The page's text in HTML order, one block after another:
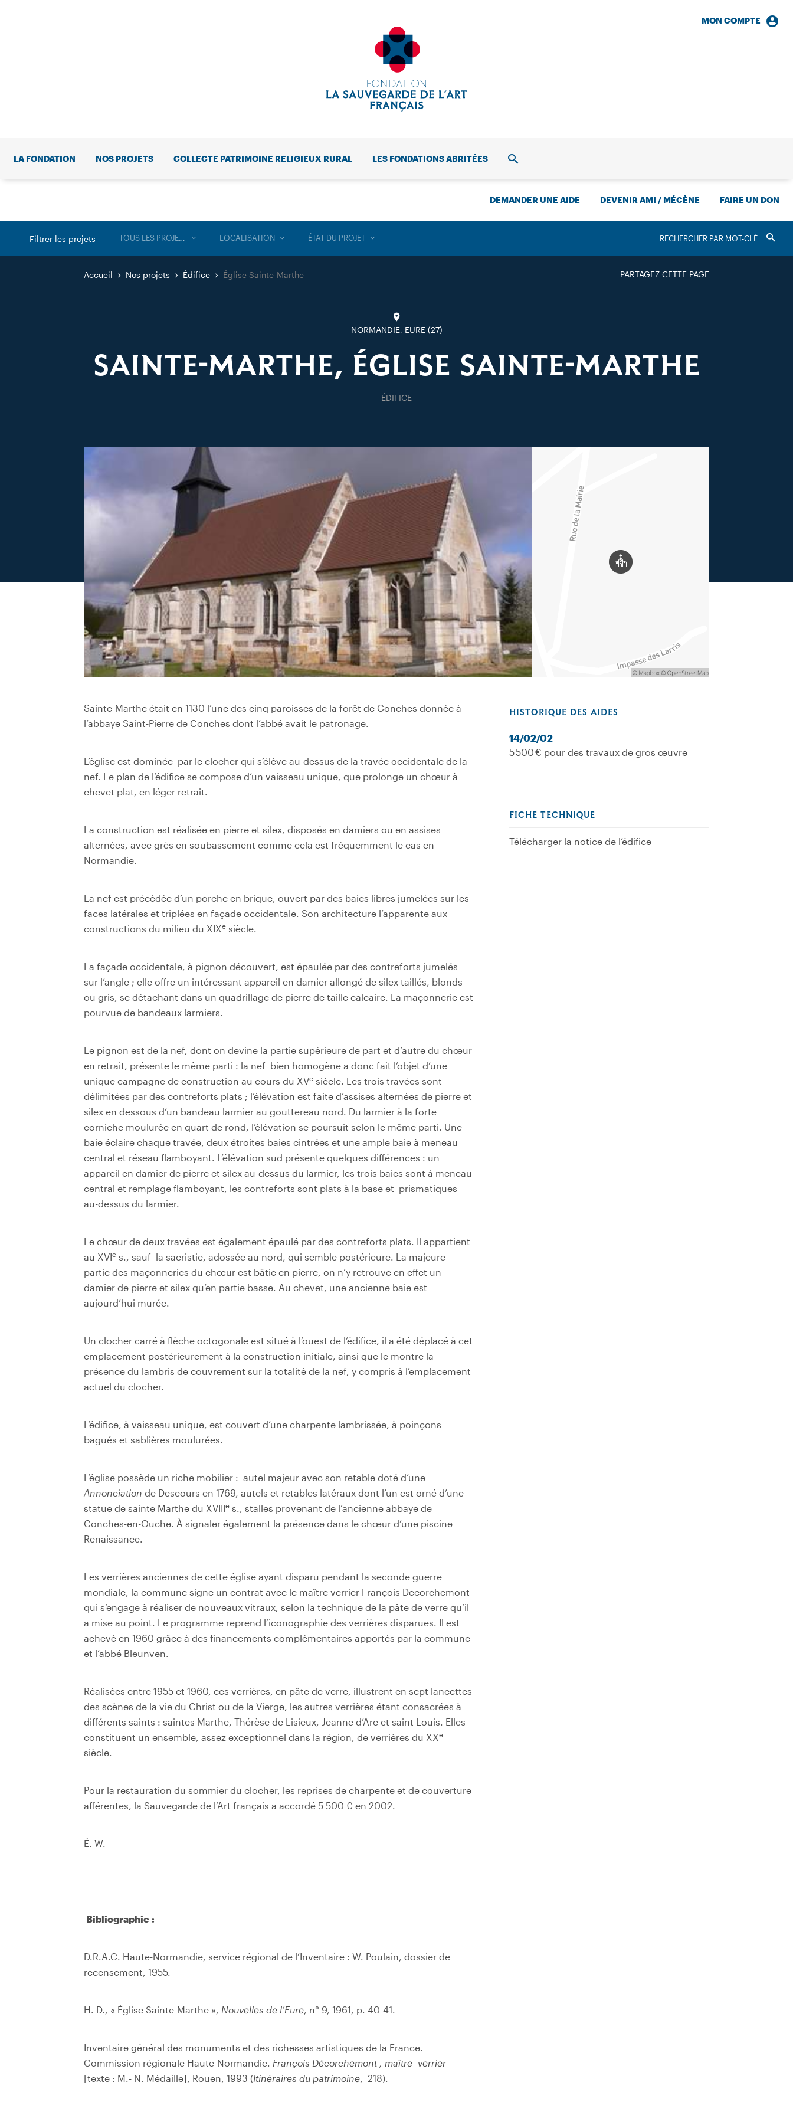
MON COMPTE
LA FONDATION NOS PROJETS COLLECTE PATRIMOINE RELIGIEUX RURAL LES FONDATIONS ABRITÉES RECHERCHE
DEMANDER UNE AIDE DEVENIR AMI / MÉCÈNE FAIRE UN DON
Filtrer les projets
Valider
TOUS LES PROJETS LOCALISATION ÉTAT DU PROJET
PARTAGEZ CETTE PAGE
Accueil Nos projets Édifice Église Sainte-Marthe
NORMANDIE, EURE (27)
SAINTE-MARTHE, ÉGLISE SAINTE-MARTHE
ÉDIFICE
Sainte-Marthe était en 1130 l’une des cinq paroisses de la forêt de Conches donnée à
l’abbaye Saint-Pierre de Conches dont l’abbé avait le patronage.
L’église est dominée par le clocher qui s’élève au-dessus de la travée occidentale de la
nef. Le plan de l’édifice se compose d’un vaisseau unique, que prolonge un chœur à
chevet plat, en léger retrait.
La construction est réalisée en pierre et silex, disposés en damiers ou en assises
alternées, avec grès en soubassement comme cela est fréquemment le cas en
Normandie.
La nef est précédée d’un porche en brique, ouvert par des baies libres jumelées sur les
faces latérales et triplées en façade occidentale. Son architecture l’apparente aux
constructions du milieu du XIXe siècle.
La façade occidentale, à pignon découvert, est épaulée par des contreforts jumelés
sur l’angle ; elle offre un intéressant appareil en damier allongé de silex taillés, blonds
ou gris, se détachant dans un quadrillage de pierre de taille calcaire. La maçonnerie est
pourvue de bandeaux larmiers.
Le pignon est de la nef, dont on devine la partie supérieure de part et d’autre du chœur
en retrait, présente le même parti : la nef bien homogène a donc fait l’objet d’une
unique campagne de construction au cours du XVe siècle. Les trois travées sont
délimitées par des contreforts plats ; l’élévation est faite d’assises alternées de pierre et
silex en dessous d’un bandeau larmier au gouttereau nord. Du larmier à la forte
corniche moulurée en quart de rond, l’élévation se poursuit selon le même parti. Une
baie éclaire chaque travée, deux étroites baies cintrées et une ample baie à meneau
central et réseau flamboyant. L’élévation sud présente quelques différences : un
appareil en damier de pierre et silex au-dessus du larmier, les trois baies sont à meneau
central et remplage flamboyant, les contreforts sont plats à la base et prismatiques
au-dessus du larmier.
Le chœur de deux travées est également épaulé par des contreforts plats. Il appartient
au XVIe s., sauf la sacristie, adossée au nord, qui semble postérieure. La majeure
partie des maçonneries du chœur est bâtie en pierre, on n’y retrouve en effet un
damier de pierre et silex qu’en partie basse. Au chevet, une ancienne baie est
aujourd’hui murée.
Un clocher carré à flèche octogonale est situé à l’ouest de l’édifice, il a été déplacé à cet
emplacement postérieurement à la construction initiale, ainsi que le montre la
présence du lambris de couvrement sur la totalité de la nef, y compris à l’emplacement
actuel du clocher.
L’édifice, à vaisseau unique, est couvert d’une charpente lambrissée, à poinçons
bagués et sablières moulurées.
L’église possède un riche mobilier : autel majeur avec son retable doté d’une
Annonciation de Descours en 1769, autels et retables latéraux dont l’un est orné d’une
statue de sainte Marthe du XVIIIe s., stalles provenant de l’ancienne abbaye de
Conches-en-Ouche. À signaler également la présence dans le chœur d’une piscine
Renaissance.
Les verrières anciennes de cette église ayant disparu pendant la seconde guerre
mondiale, la commune signe un contrat avec le maître verrier François Decorchemont
qui s’engage à réaliser de nouveaux vitraux, selon la technique de la pâte de verre qu’il
a mise au point. Le programme reprend l’iconographie des verrières disparues. Il est
achevé en 1960 grâce à des financements complémentaires apportés par la commune
et l’abbé Bleunven.
Réalisées entre 1955 et 1960, ces verrières, en pâte de verre, illustrent en sept lancettes
des scènes de la vie du Christ ou de la Vierge, les autres verrières étant consacrées à
différents saints : saintes Marthe, Thérèse de Lisieux, Jeanne d’Arc et saint Louis. Elles
constituent un ensemble, assez exceptionnel dans la région, de verrières du XXe
siècle.
Pour la restauration du sommier du clocher, les reprises de charpente et de couverture
afférentes, la Sauvegarde de l’Art français a accordé 5 500 € en 2002.
É. W.
Bibliographie :
D.R.A.C. Haute-Normandie, service régional de l’Inventaire : W. Poulain, dossier de
recensement, 1955.
H. D., « Église Sainte-Marthe », Nouvelles de l’Eure, n° 9, 1961, p. 40-41.
Inventaire général des monuments et des richesses artistiques de la France.
Commission régionale Haute-Normandie. François Décorchemont , maître- verrier
[texte : M.- N. Médaille], Rouen, 1993 (Itinéraires du patrimoine, 218).
HISTORIQUE DES AIDES
14/02/02
5 500 € pour des travaux de gros œuvre
FICHE TECHNIQUE
Télécharger la notice de l’édifice